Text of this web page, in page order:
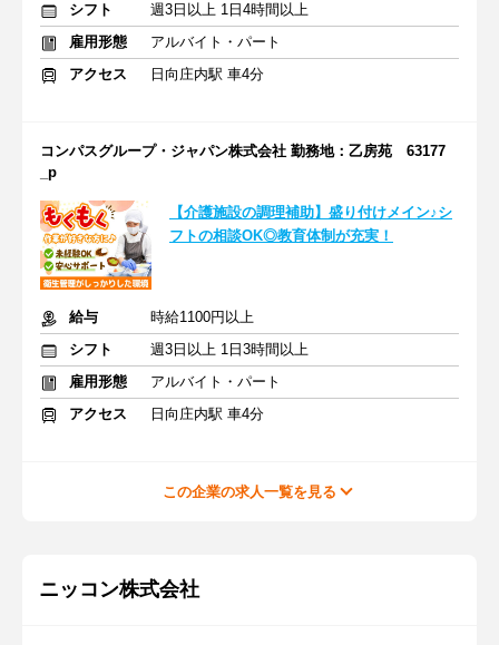
シフト
週3日以上 1日4時間以上
雇用形態
アルバイト・パート
アクセス
日向庄内駅 車4分
コンパスグループ・ジャパン株式会社 勤務地：乙房苑 63177
_p
【介護施設の調理補助】盛り付けメイン♪シ
フトの相談OK◎教育体制が充実！
給与
時給1100円以上
シフト
週3日以上 1日3時間以上
雇用形態
アルバイト・パート
アクセス
日向庄内駅 車4分
この企業の求人一覧を見る
ニッコン株式会社